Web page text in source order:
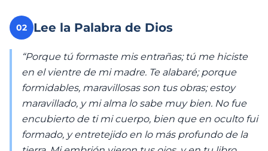
02 Lee la Palabra de Dios
“Porque tú formaste mis entrañas; tú me hiciste
en el vientre de mi madre. Te alabaré; porque
formidables, maravillosas son tus obras; estoy
maravillado, y mi alma lo sabe muy bien. No fue
encubierto de ti mi cuerpo, bien que en oculto fui
formado, y entretejido en lo más profundo de la